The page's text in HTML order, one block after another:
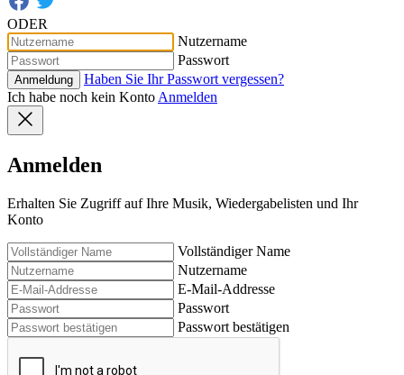
ODER
Nutzername
Passwort
Anmeldung
Haben Sie Ihr Passwort vergessen?
Ich habe noch kein Konto Anmelden
Anmelden
Erhalten Sie Zugriff auf Ihre Musik, Wiedergabelisten und Ihr
Konto
Vollständiger Name
Nutzername
E-Mail-Addresse
Passwort
Passwort bestätigen